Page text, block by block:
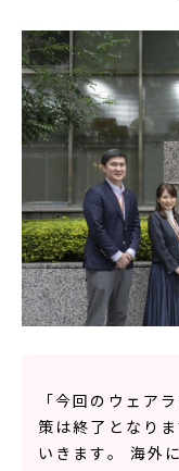
「今回のウェア
策は終了となり
いきます。 海外